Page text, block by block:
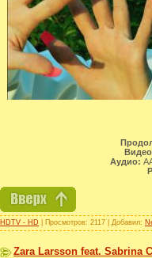
Аудио:
HDTV - HD | Просмотров: 2117 | Добавил:
Zara Larsson feat. Sabrina